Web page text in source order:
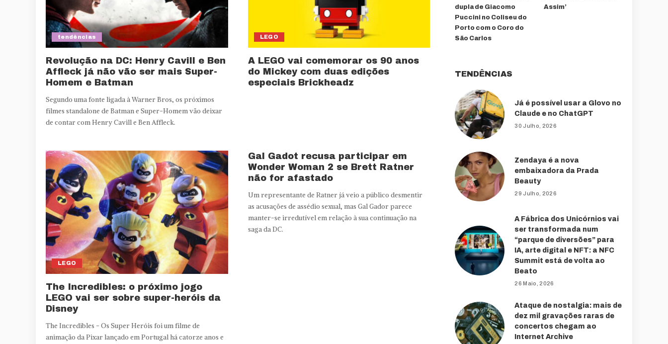
tendências
Revolução na DC: Henry Cavill e Ben
Affleck já não vão ser mais Super-
Homem e Batman
Segundo uma fonte ligada à Warner Bros, os próximos
filmes standalone de Batman e Super-Homem vão deixar
de contar com Henry Cavill e Ben Affleck.
LEGO
A LEGO vai comemorar os 90 anos
do Mickey com duas edições
especiais Brickheadz
LEGO
The Incredibles: o próximo jogo
LEGO vai ser sobre super-heróis da
Disney
The Incredibles - Os Super Heróis foi um filme de
animação da Pixar lançado em Portugal há catorze anos e
Gal Gadot recusa participar em
Wonder Woman 2 se Brett Ratner
não for afastado
Um representante de Ratner já veio a público desmentir
as acusações de assédio sexual, mas Gal Gador parece
manter-se irredutível em relação à sua continuação na
saga da DC.
dupla de Giacomo
Puccini no Coliseu do
Porto com o Coro do
São Carlos
Assim’
TENDÊNCIAS
Já é possível usar a Glovo no
Claude e no ChatGPT
30 Julho, 2026
Zendaya é a nova
embaixadora da Prada
Beauty
29 Julho, 2026
A Fábrica dos Unicórnios vai
ser transformada num
“parque de diversões” para
IA, arte digital e NFT: a NFC
Summit está de volta ao
Beato
26 Maio, 2026
Ataque de nostalgia: mais de
dez mil gravações raras de
concertos chegam ao
Internet Archive